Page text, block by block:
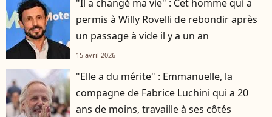
"Il a changé ma vie" : Cet homme qui a
permis à Willy Rovelli de rebondir après
un passage à vide il y a un an
15 avril 2026
"Elle a du mérite" : Emmanuelle, la
compagne de Fabrice Luchini qui a 20
ans de moins, travaille à ses côtés